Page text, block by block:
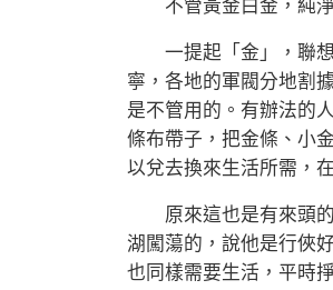
不管黃金白金，純淨
一提起「金」，聯想
寧，各地的軍閥分地割
是不管用的。有辦法的
條布帶子，把金條、小
以兌去換來生活所需，
原來這也是有來頭的
湖闖蕩的，說他是行俠
也同樣需要生活，平時